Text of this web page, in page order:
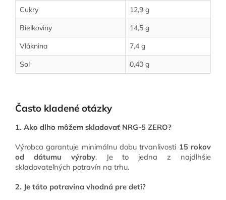
Cukry
12,9 g
Bielkoviny
14,5 g
Vláknina
7,4 g
Soľ
0,40 g
Často kladené otázky
1. Ako dlho môžem skladovať NRG-5 ZERO?
Výrobca garantuje minimálnu dobu trvanlivosti 15 rokov
od dátumu výroby. Je to jedna z najdlhšie
skladovateľných potravín na trhu.
2. Je táto potravina vhodná pre deti?